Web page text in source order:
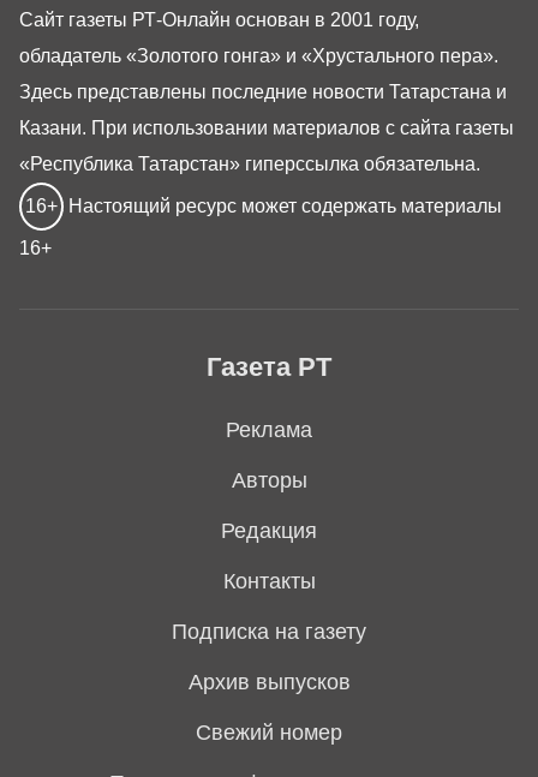
Газета РТ
Реклама
Авторы
Редакция
Контакты
Подписка на газету
Архив выпусков
Свежий номер
Сайт газеты РТ-Онлайн основан в 2001 году,
обладатель «Золотого гонга» и «Хрустального пера».
Здесь представлены последние новости Татарстана и
Казани. При использовании материалов с сайта газеты
«Республика Татарстан» гиперссылка обязательна.
16+ Настоящий ресурс может содержать материалы
16+